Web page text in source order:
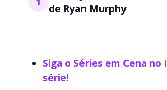
de Ryan Murphy
Siga o Séries em Cena
série!